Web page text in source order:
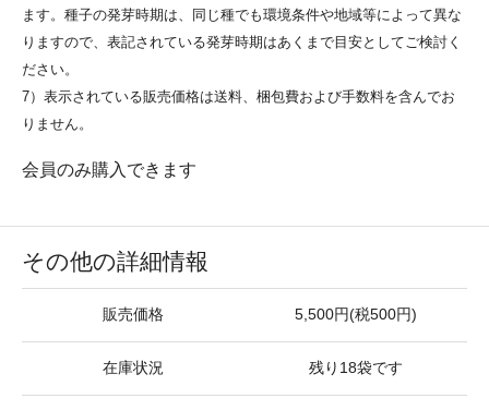
ます。種子の発芽時期は、同じ種でも環境条件や地域等によって異な
りますので、表記されている発芽時期はあくまで目安としてご検討く
ださい。
7）表示されている販売価格は送料、梱包費および手数料を含んでお
りません。
会員のみ購入できます
その他の詳細情報
販売価格 5,500円(税500円)
在庫状況 残り18袋です